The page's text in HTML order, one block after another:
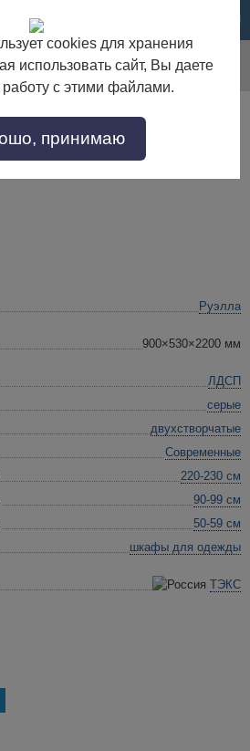
Руэлла, графит
Руэлла
900×530×2200 мм
ЛДСП
серые
двухстворчатые
Современные
220-230 см
90-99 см
50-59 см
шкафы для одежды
ТЭКС
cookies для хранения
использовать сайт, Вы даете
работу с этими файлами.
принимаю